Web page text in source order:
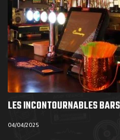
LES INCONTOURNABLES
04/04/2025